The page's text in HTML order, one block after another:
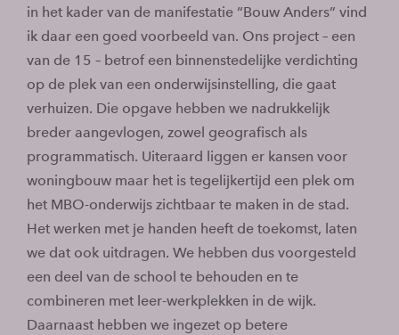
in het kader van de manifestatie “Bouw Anders” vind
ik daar een goed voorbeeld van. Ons project – een
van de 15 – betrof een binnenstedelijke verdichting
op de plek van een onderwijsinstelling, die gaat
verhuizen. Die opgave hebben we nadrukkelijk
breder aangevlogen, zowel geografisch als
programmatisch. Uiteraard liggen er kansen voor
woningbouw maar het is tegelijkertijd een plek om
het MBO-onderwijs zichtbaar te maken in de stad.
Het werken met je handen heeft de toekomst, laten
we dat ook uitdragen. We hebben dus voorgesteld
een deel van de school te behouden en te
combineren met leer-werkplekken in de wijk.
Daarnaast hebben we ingezet op betere